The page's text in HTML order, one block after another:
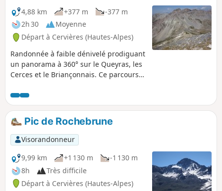
4,88 km
+377 m
-377 m
2h 30
Moyenne
Départ à Cervières (Hautes-Alpes)
Randonnée à faible dénivelé prodiguant
un panorama à 360° sur le Queyras, les
Cerces et le Briançonnais. Ce parcours
de canicule.
Pic de Rochebrune
Visorandonneur
9,99 km
+1 130 m
-1 130 m
8h
Très difficile
Départ à Cervières (Hautes-Alpes)